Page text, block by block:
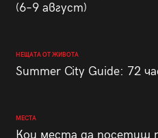
(6–9 август)
НЕЩАТА ОТ ЖИВОТА
Summer City Guide: 72
МЕСТА
Кои места да